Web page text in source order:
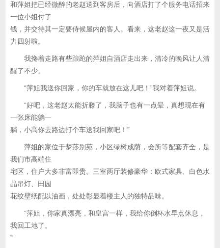
和萍姐把已经微醉的老赵送到客房后，向酒店打了个服务电话招来
一位小姐付了
钱，并交待其一定要侍候屋内的客人。看来，这老赵这一夜又是活
力四射啦。
我搀着走路有些踉跄的萍姐自酒店走出来，清冷的晚风让人清
醒了不少。
“萍姐我送你回家，你的车就放在这儿吧！”我对着萍姐说。
“好吧，这老赵太能折滕了，我脑子也有一点晕，真想现在有
一张床能躺一
躺，小高你去路边打个车送我回家吧！”
萍姐的家位于梦莎别苑，小区绿树成荫，会所等配套齐全，是
我们市高端住
宅区，住户大多非富即贵。三室两厅装修豪华：欧式家具、白色水
晶吊灯、田园
花纹壁纸配以油画，处处彰显着楼主人的独特品味。
“萍姐，你家真漂亮，和皇宫一样，我给你倒杯水早点休息，
我回工地了。
”